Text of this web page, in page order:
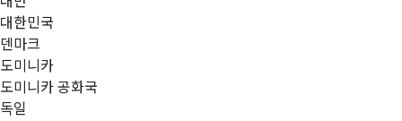
대한민국
덴마크
도미니카
도미니카 공화국
독일